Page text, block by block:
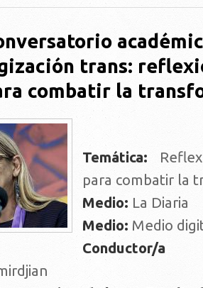
trans:
combatir la
Temática:
para combatir la
Medio: La Diaria
Medio: Medio
Conductor/